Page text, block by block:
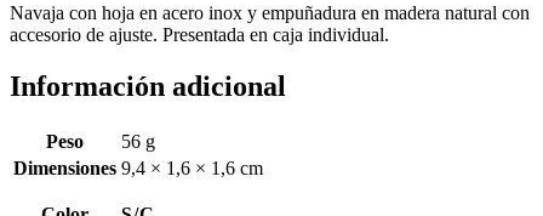
Navaja con hoja en acero inox y empuñadura en madera natural con
accesorio de ajuste. Presentada en caja individual.
Información adicional
Peso
56 g
Dimensiones 9,4 × 1,6 × 1,6 cm